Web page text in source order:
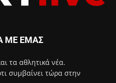
ΜΕ ΕΜΑΣ
τα αθλητικά νέα.
συμβαίνει τώρα στην